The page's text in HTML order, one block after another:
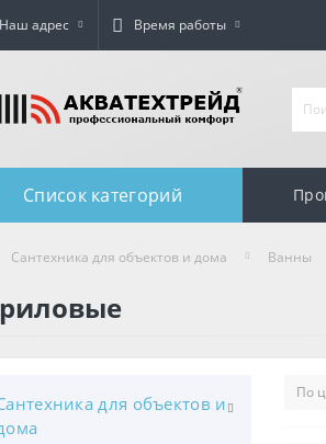
Наш адрес Время работы
Список категорий
Сантехника для объектов и дома Ванны
для объектов и